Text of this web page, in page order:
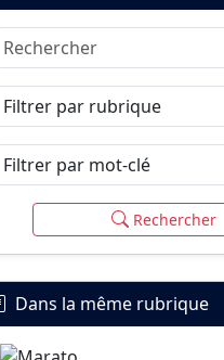
Rechercher
Filtrer par rubrique
Filtrer par mot-clé
Rechercher
Dans la même rubrique